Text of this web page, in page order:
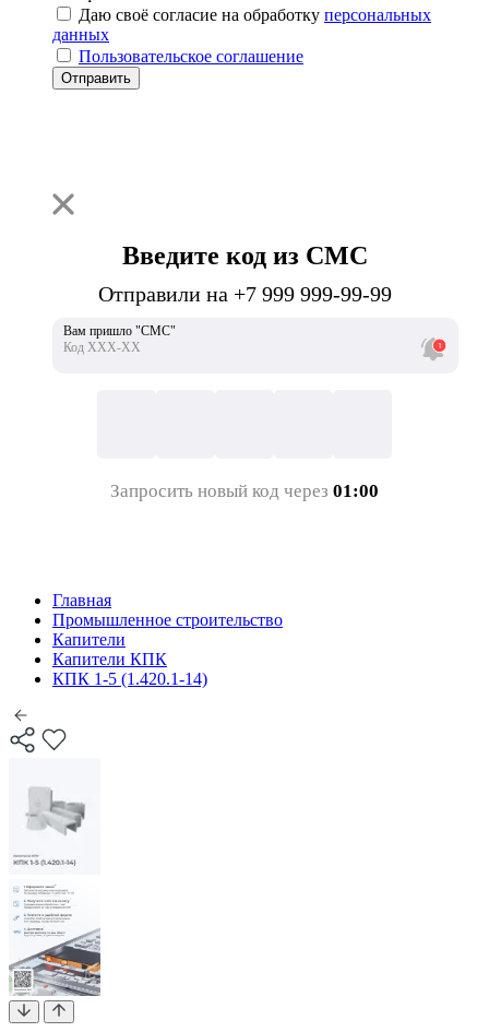
Даю своё согласие на обработку персональных
данных
Пользовательское соглашение
Отправить
Введите код из СМС
Отправили на +7 999 999-99-99
Вам пришло "СМС"
Код ХХХ-ХХ
Запросить новый код через 01:00
Главная
Промышленное строительство
Капители
Капители КПК
КПК 1-5 (1.420.1-14)